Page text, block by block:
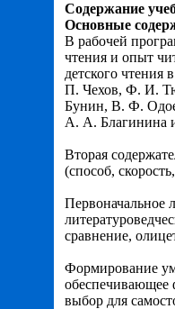
Содержание
Основные
В рабочей
чтения и опыт
детского
П. Чехов, Ф. И.
Бунин, В. Ф.
А. А. Благинина
Вторая
(способ,
Первоначальное
сравнение,
Формирование
обеспечивающее
выбор для